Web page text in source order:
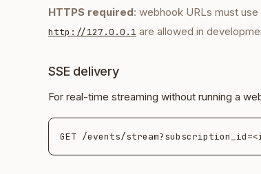
HTTPS required: webhook URLs must
http://127.0.0.1 are allowed in
SSE delivery
For real-time streaming without running a